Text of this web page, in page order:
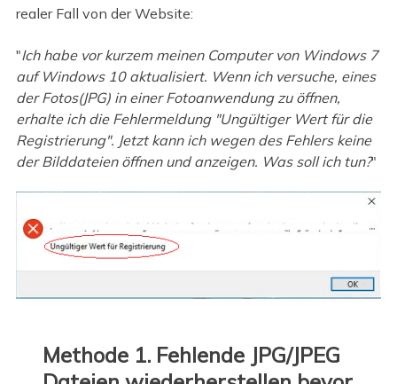
realer Fall von der Website:
"Ich habe vor kurzem meinen Computer von Windows 7
auf Windows 10 aktualisiert. Wenn ich versuche, eines
der Fotos(JPG) in einer Fotoanwendung zu öffnen,
erhalte ich die Fehlermeldung "Ungültiger Wert für die
Registrierung". Jetzt kann ich wegen des Fehlers keine
der Bilddateien öffnen und anzeigen. Was soll ich tun?"
Methode 1. Fehlende JPG/JPEG